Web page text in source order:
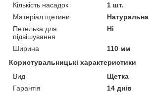
Кількість насадок
1 шт.
Матеріал щетини
Натуральна
Петелька для
підвішування
Ні
Ширина
110 мм
Користувальницькі характеристики
Вид
Щетка
Гарантія
14 днів